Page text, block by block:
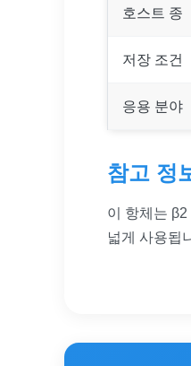
호스트 종
저장 조건
응용 분야
참고 정
이 항체는
넓게 사용됩